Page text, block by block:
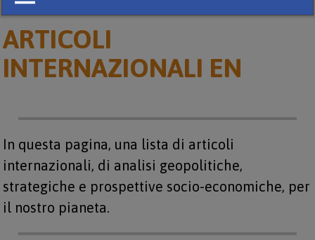
ARTICOLI
INTERNAZIONALI EN
In questa pagina, una lista di articoli
internazionali, di analisi geopolitiche,
strategiche e prospettive socio-economiche, per
il nostro pianeta.